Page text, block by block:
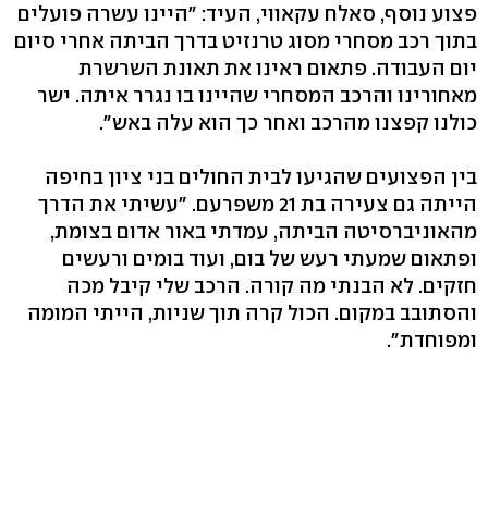
פצוע נוסף, סאלח עקאווי, העיד: "היינו עשרה פועלים
בתוך רכב מסחרי מסוג טרנזיט בדרך הביתה אחרי סיום
יום העבודה. פתאום ראינו את תאונת השרשרת
מאחורינו והרכב המסחרי שהיינו בו נגרר איתה. ישר
כולנו קפצנו מהרכב ואחר כך הוא עלה באש".
בין הפצועים שהגיעו לבית החולים בני ציון בחיפה
הייתה גם צעירה בת 21 משפרעם. "עשיתי את הדרך
מהאוניברסיטה הביתה, עמדתי באור אדום בצומת,
ופתאום שמעתי רעש של בום, ועוד בומים ורעשים
חזקים. לא הבנתי מה קורה. הרכב שלי קיבל מכה
והסתובב במקום. הכול קרה תוך שניות, הייתי המומה
ומפוחדת".